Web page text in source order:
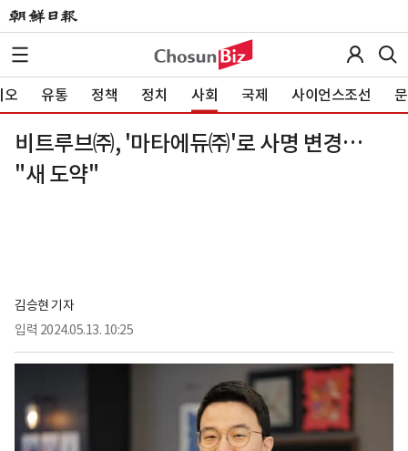
오 유통 정책 정치 사회 국제 사이언스조선
비트루브㈜, '마타에듀㈜'로 사명 변경…
"새 도약"
김승현 기자
입력 2024.05.13. 10:25